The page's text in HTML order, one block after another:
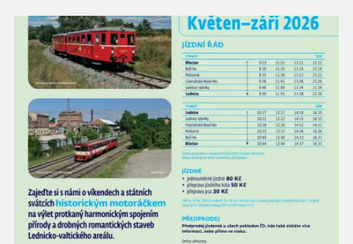
Prodejce prosíme tradičně o příchod 30
minut před začátkem, aby si vše na
prodejních místech stihli přichystat. Pokud
plánujete přijít a chcete rezervovat prodejní
místo, potvrďte prosím účast přes email
petr.vlasak@breclav.eu nebo zde v události,
ať víme, s kolika lidmi máme počítat. Počet
prodejních míst je omezen.
Těšíme se jako vždy!